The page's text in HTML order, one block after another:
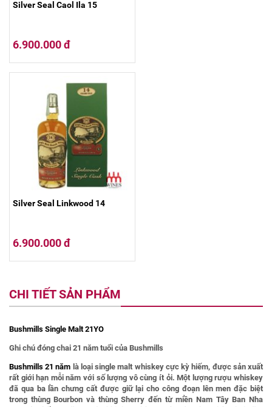
Silver Seal Caol Ila 15
6.900.000 đ
Silver Seal Linkwood 14
6.900.000 đ
CHI TIẾT SẢN PHẨM
Bushmills Single Malt 21YO
Ghi chú đóng chai 21 năm tuổi của Bushmills
Bushmills 21 năm là loại single malt whiskey cực kỳ hiếm, được sản xuất
rất giới hạn mỗi năm với số lượng vô cùng ít ỏi. Một lượng rượu whiskey
đã qua ba lần chưng cất được giữ lại cho công đoạn lên men đặc biệt
trong thùng Bourbon và thùng Sherry đến từ miền Nam Tây Ban Nha